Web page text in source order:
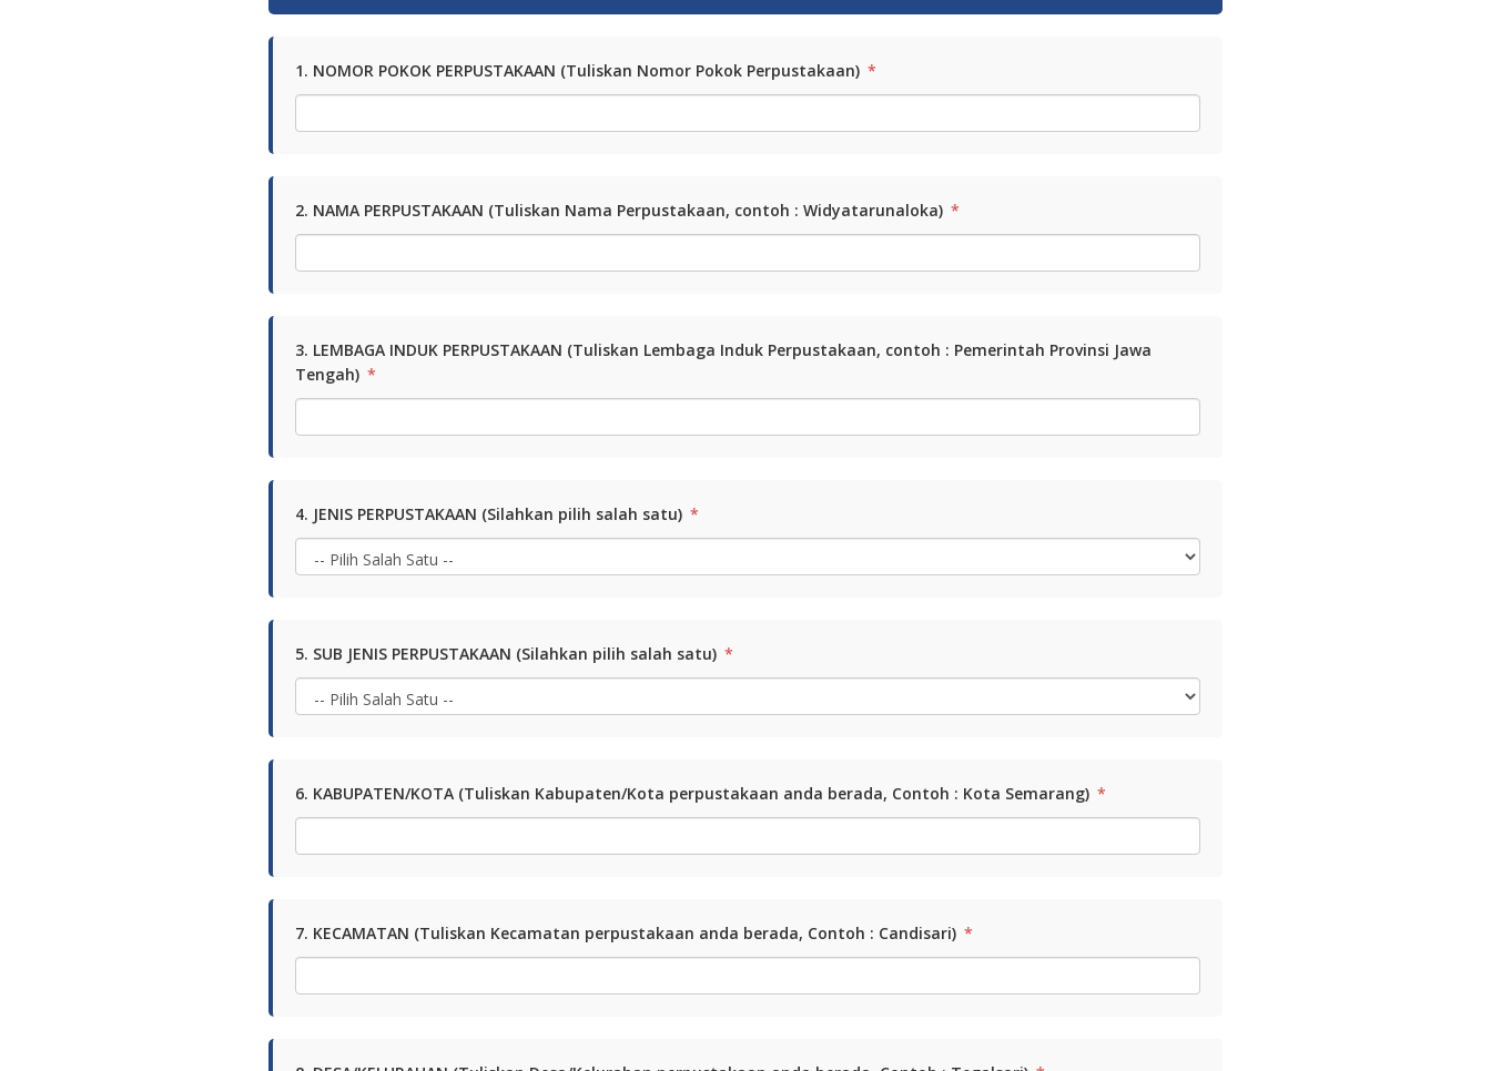
1. NOMOR POKOK PERPUSTAKAAN (Tuliskan Nomor Pokok Perpustakaan) *
2. NAMA PERPUSTAKAAN (Tuliskan Nama Perpustakaan, contoh : Widyatarunaloka) *
3. LEMBAGA INDUK PERPUSTAKAAN (Tuliskan Lembaga Induk Perpustakaan, contoh : Pemerintah Provinsi Jawa
Tengah) *
4. JENIS PERPUSTAKAAN (Silahkan pilih salah satu) *
5. SUB JENIS PERPUSTAKAAN (Silahkan pilih salah satu) *
6. KABUPATEN/KOTA (Tuliskan Kabupaten/Kota perpustakaan anda berada, Contoh : Kota Semarang) *
7. KECAMATAN (Tuliskan Kecamatan perpustakaan anda berada, Contoh : Candisari) *